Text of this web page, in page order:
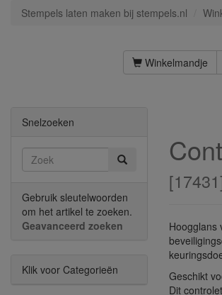
Stempels laten maken bij stempels.nl
Winkelmandje
[17431
Hoogglans
Geschikt
Dit
Snelzoeken
Gebruik sleutelwoorden
om het artikel te zoeken.
Geavanceerd zoeken
Klik voor Categorieën